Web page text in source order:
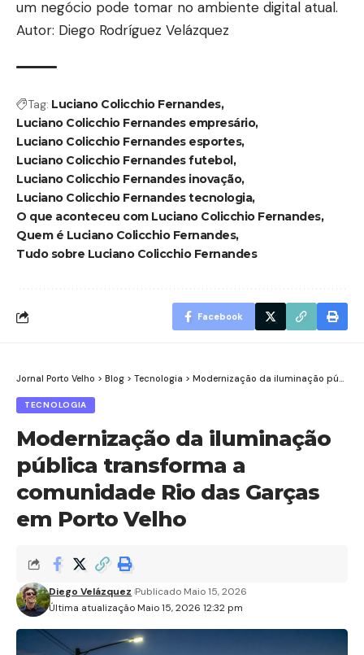
um negócio pode tomar no ambiente digital atual.
Autor: Diego Rodríguez Velázquez
Tag: Luciano Colicchio Fernandes
Luciano Colicchio Fernandes empresário
Luciano Colicchio Fernandes esportes
Luciano Colicchio Fernandes futebol
Luciano Colicchio Fernandes inovação
Luciano Colicchio Fernandes tecnologia
O que aconteceu com Luciano Colicchio Fernandes
Quem é Luciano Colicchio Fernandes
Tudo sobre Luciano Colicchio Fernandes
Facebook
Jornal Porto Velho > Blog > Tecnologia > Modernização da iluminação pública transforma a comunidade Rio das Garças em Porto Velho
TECNOLOGIA
Modernização da iluminação
pública transforma a
comunidade Rio das Garças
em Porto Velho
Última atualização Maio 15, 2026 12:32 pm
Diego Velázquez Publicado Maio 15, 2026